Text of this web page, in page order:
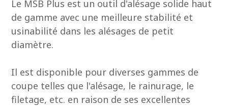
Le MSB Plus est un outil d'alésage solide haut
de gamme avec une meilleure stabilité et
usinabilité dans les alésages de petit
diamètre.
Il est disponible pour diverses gammes de
coupe telles que l'alésage, le rainurage, le
filetage, etc. en raison de ses excellentes